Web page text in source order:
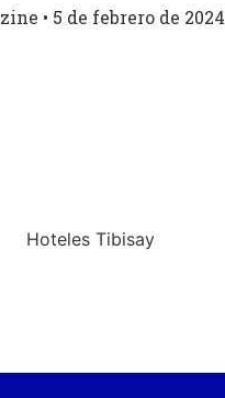
5 de febrero de 2024